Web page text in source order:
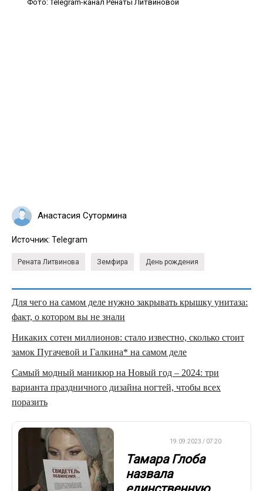
Фото: Telegram-канал Ренаты Литвиновой
Анастасия Сутормина
Источник: Telegram
Рената Литвинова Земфира День рождения
Для чего на самом деле нужно закрывать крышку унитаза:
факт, о котором вы не знали
Никаких сотен миллионов: стало известно, сколько стоит
замок Пугачевой и Галкина* на самом деле
Самый модный маникюр на Новый год – 2024: три
варианта праздничного дизайна ногтей, чтобы всех
поразить
19.09.2023 / 07:20
Тамара Глоба
назвала